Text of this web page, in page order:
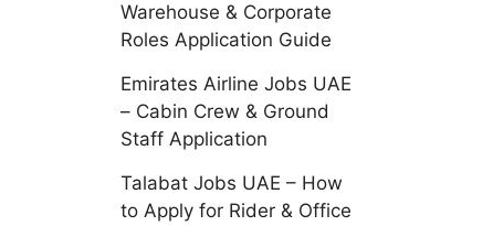
Warehouse & Corporate
Roles Application Guide
Emirates Airline Jobs UAE
– Cabin Crew & Ground
Staff Application
Talabat Jobs UAE – How
to Apply for Rider & Office